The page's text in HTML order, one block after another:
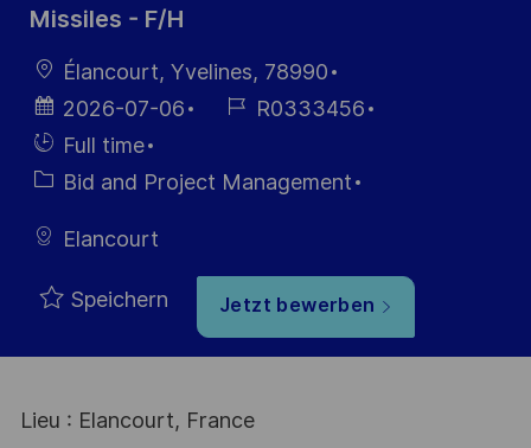
Missiles - F/H
Ort
Élancourt, Yvelines, 78990
Datum der
Veröffentlichung
2026-07-06
Job- R0333456
Einstellunngstyp
Full time
Kategorie
Bid and Project Management
Elancourt
Speichern Jetzt bewerben
Lieu : Elancourt, France